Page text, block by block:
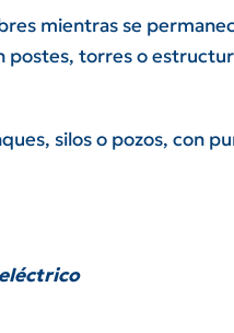
mientras se
postes, torres o
silos o pozos, con